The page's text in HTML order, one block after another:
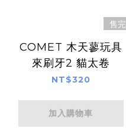
售完
COMET 木天蓼玩具
來刷牙2 貓太卷
NT$320
加入購物車